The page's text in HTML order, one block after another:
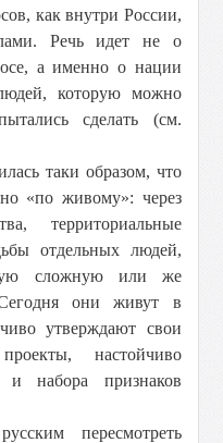
как внутри России,
Речь идет не о
а именно о нации
которую можно
сделать (см.
таки образом, что
«по живому»: через
территориальные
отдельных людей,
сложную или же
они живут в
утверждают свои
настойчиво
набора признаков
пересмотреть